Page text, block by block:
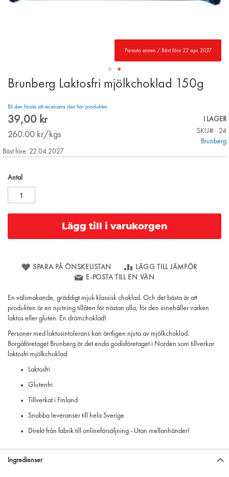
Parasta ennen / Bäst före 22 apr. 2027
Skip
of
the
gallery
Brunberg Laktosfri mjölkchoklad 150g
Bli den första att recensera den här produkten
39,00 kr
260.00 kr/kgs
I LAGER
SKU
24
Brunberg
Bäst före: 22.04.2027
Antal
Lägg till i varukorgen
SPARA PÅ ÖNSKELISTAN
LÄGG TILL JÄMFÖR
E-POSTA TILL EN VÄN
En välsmakande, gräddigt mjuk klassisk choklad. Och det bästa är att
produkten är en njutning tillåten för nästan alla, för den innehåller varken
laktos eller gluten. En drömchoklad!
Personer med laktosintolerans kan äntligen njuta av mjölkchoklad.
Borgåföretaget Brunberg är det enda godisföretaget i Norden som tillverkar
laktosfri mjölkchoklad.
Laktosfri
Glutenfri
Tillverkat i Finland
Snabba leveranser till hela Sverige
Direkt från fabrik till onlineförsäljning - Utan mellanhänder!
Ingredienser